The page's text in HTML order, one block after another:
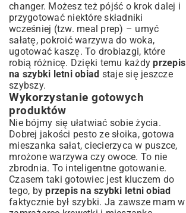
changer. Możesz też pójść o krok dalej i
przygotować niektóre składniki
wcześniej (tzw. meal prep) – umyć
sałatę, pokroić warzywa do woka,
ugotować kaszę. To drobiazgi, które
robią różnicę. Dzięki temu każdyprzepis
na szybki letni obiad staje się jeszcze
szybszy.
Wykorzystanie gotowych
produktów
Nie bójmy się ułatwiać sobie życia.
Dobrej jakości pesto ze słoika, gotowa
mieszanka sałat, ciecierzyca w puszce,
mrożone warzywa czy owoce. To nie
zbrodnia. To inteligentne gotowanie.
Czasem taki gotowiec jest kluczem do
tego, byprzepis na szybki letni obiad
faktycznie był szybki. Ja zawsze mam w